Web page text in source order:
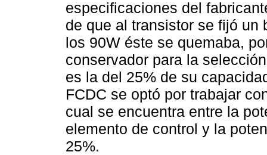
especificaciones del
de que al transistor se fijó un
los 90W éste se quemaba,
conservador para la
es la del 25% de su
FCDC se optó por trabajar
cual se encuentra entre la
elemento de control y la
25%.